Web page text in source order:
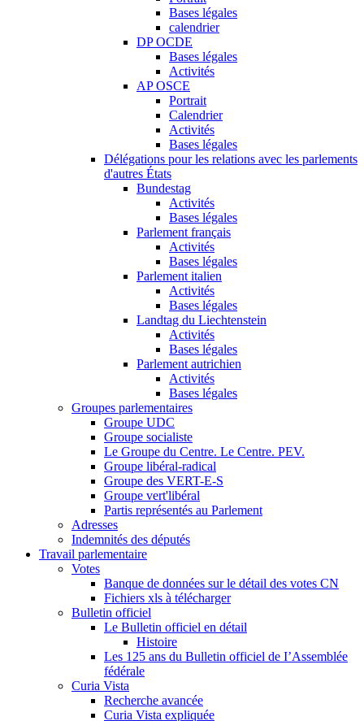
Bases légales
calendrier
DP OCDE
Bases légales
Activités
AP OSCE
Portrait
Calendrier
Activités
Bases légales
Délégations pour les relations avec les parlements
d'autres États
Bundestag
Activités
Bases légales
Parlement français
Activités
Bases légales
Parlement italien
Activités
Bases légales
Landtag du Liechtenstein
Activités
Bases légales
Parlement autrichien
Activités
Bases légales
Groupes parlementaires
Groupe UDC
Groupe socialiste
Le Groupe du Centre. Le Centre. PEV.
Groupe libéral-radical
Groupe des VERT-E-S
Groupe vert'libéral
Partis représentés au Parlement
Adresses
Indemnités des députés
Travail parlementaire
Votes
Banque de données sur le détail des votes CN
Fichiers xls à télécharger
Bulletin officiel
Le Bulletin officiel en détail
Histoire
Les 125 ans du Bulletin officiel de I’Assemblée
fédérale
Curia Vista
Recherche avancée
Curia Vista expliquée